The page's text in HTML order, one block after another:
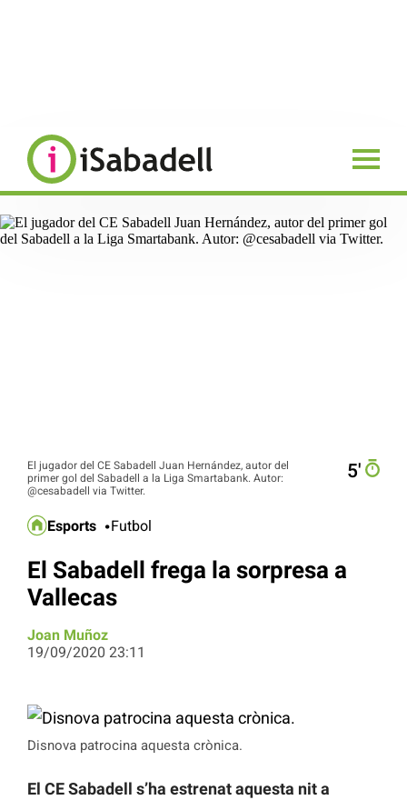
El jugador del CE Sabadell Juan Hernández, autor del
primer gol del Sabadell a la Liga Smartabank. Autor:
@cesabadell via Twitter.
5′
Esports Futbol
El Sabadell frega la sorpresa a
Vallecas
Joan Muñoz
19/09/2020 23:11
Disnova patrocina aquesta crònica.
El CE Sabadell s’ha estrenat aquesta nit a